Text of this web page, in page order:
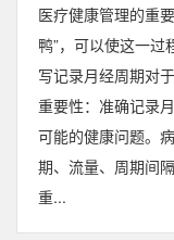
医疗健康管理的重
鸭”，可以使这一
写记录月经周期对
重要性：准确记录
可能的健康问题。
期、流量、周期间
重...